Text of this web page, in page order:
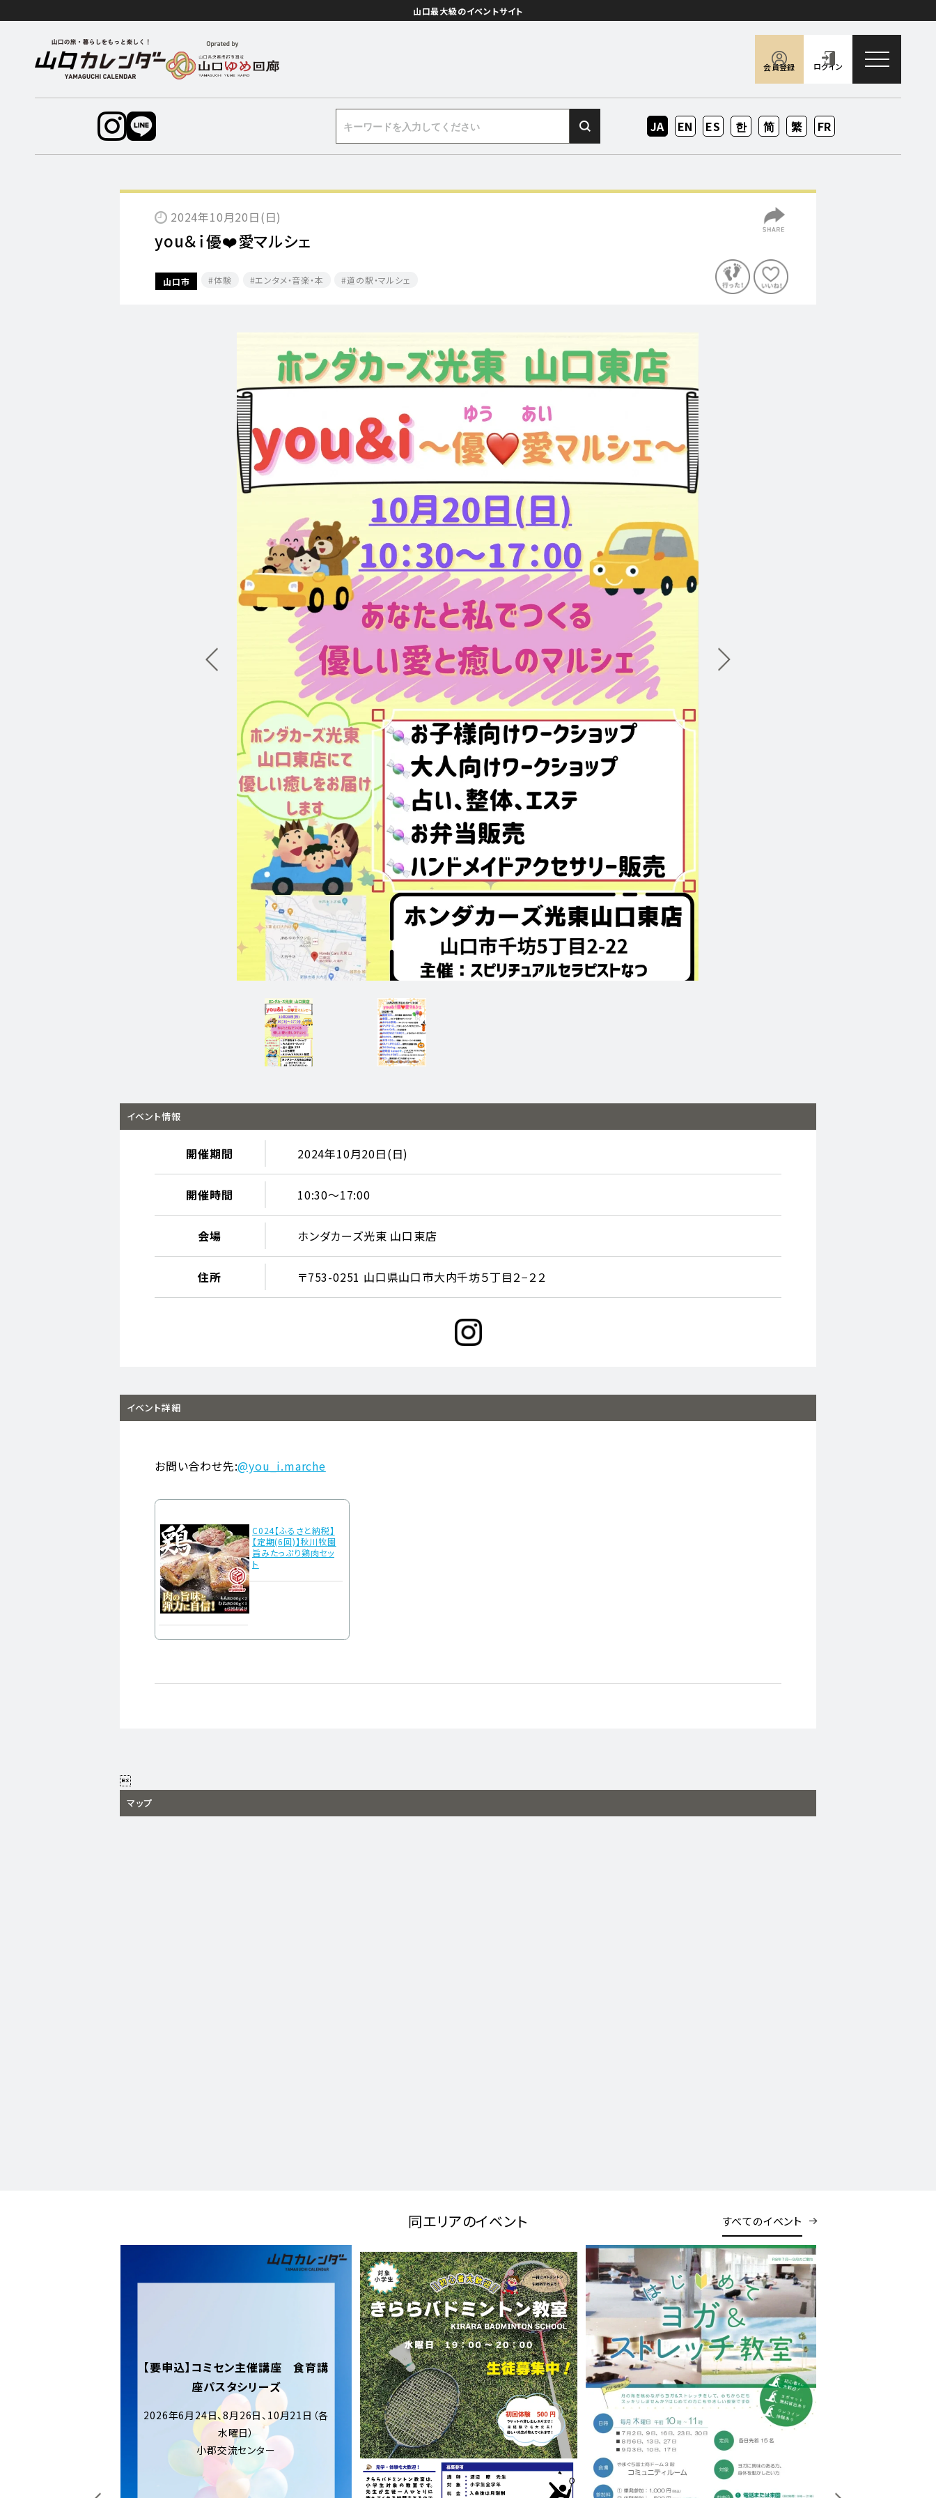
山口最大級のイベントサイト
会員登録 ログイン toggle
ZH-
ZH-
EN FR
JA KO
ES
2024年10月20日(日)
you＆ｉ優❤️愛マルシェ
山口市 体験 エンタメ・音楽・本 道の駅・マルシェ
イベント情報
開催期間 2024年10月20日(日)
開催時間 10:30～17:00
会場 ホンダカーズ光東 山口東店
住所 〒753-0251 山口県山口市大内千坊５丁目２−２２
イベント詳細
お問い合わせ先:@you_i.marche
C024【ふるさと納税】
【定期(6回)】秋川牧園
旨みたっぷり鶏肉セッ
ト

マップ
同エリアのイベント すべてのイベント